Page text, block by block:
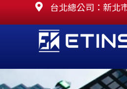
至
台北總公司：新北